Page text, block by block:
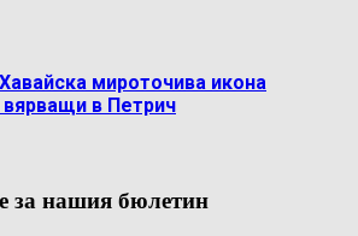
мироточива икона
в Петрич
за нашия бюлетин